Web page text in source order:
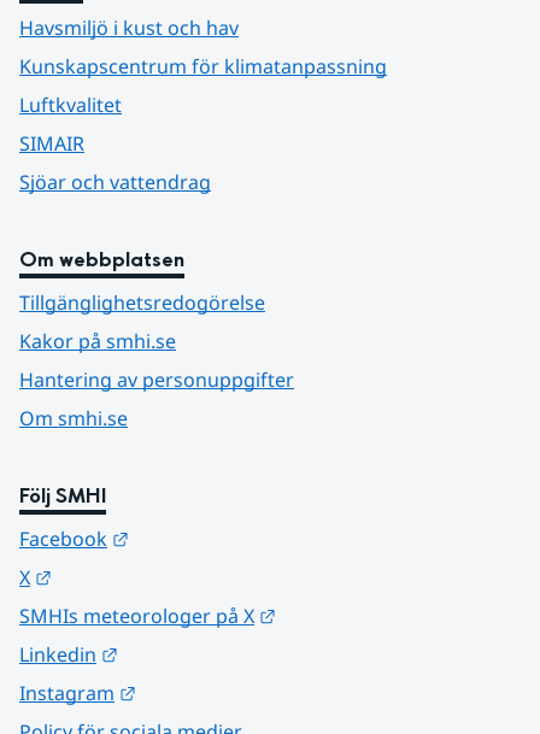
Havsmiljö i kust och hav
Kunskapscentrum för klimatanpassning
Luftkvalitet
SIMAIR
Sjöar och vattendrag
Om webbplatsen
Tillgänglighetsredogörelse
Kakor på smhi.se
Hantering av personuppgifter
Om smhi.se
Följ SMHI
Facebook
X
SMHIs meteorologer på X
Linkedin
Instagram